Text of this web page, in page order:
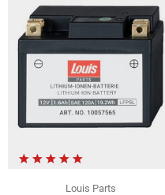
Louis Parts